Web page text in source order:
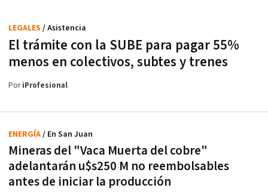
El trámite con la SUBE para pagar 55%
menos en colectivos, subtes y trenes
LEGALES / Asistencia
PoriProfesional
Mineras del "Vaca Muerta del cobre"
adelantarán u$s250 M no reembolsables
antes de iniciar la producción
ENERGÍA/ En San Juan